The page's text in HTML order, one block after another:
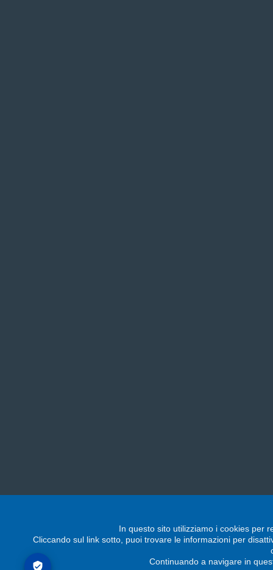
In questo sito utilizziamo i cookies per
Cliccando sul link sotto, puoi trovare le informazioni per
Continuando a navigare in